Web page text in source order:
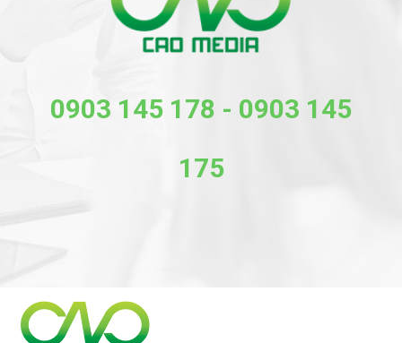
0903 145 178 - 0903 145
175